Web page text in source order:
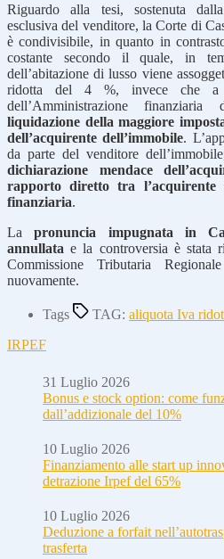
Riguardo alla tesi, sostenuta
esclusiva del venditore, la Corte di
è condivisibile, in quanto in
costante secondo il quale, in
dell’abitazione di lusso viene
ridotta del 4 %, invece che a
dell’Amministrazione
liquidazione della maggiore
dell’acquirente dell’immobile.
da parte del venditore
dichiarazione mendace
rapporto diretto tra l’acquirente
finanziaria.
Lapronuncia impugnata in
annullata e la controversia è stata
Commissione Tributaria
nuovamente.
Tags TAG: aliquota Iva
IRPEF
31 Luglio 2026
Bonus e stock option: come
dall’addizionale del 10%
10 Luglio 2026
Finanziamento alle start up
detrazione Irpef del 65%
10 Luglio 2026
Deduzione a forfait
trasferta